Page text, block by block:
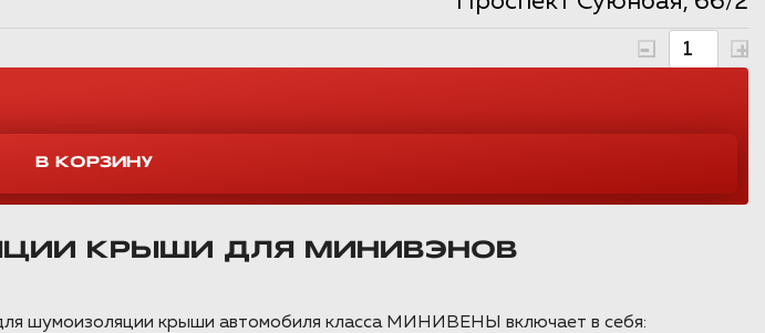
КРЫШИ ДЛЯ МИНИВЭНОВ
шумоизоляции крыши автомобиля класса МИНИВЕНЫ включает в себя: